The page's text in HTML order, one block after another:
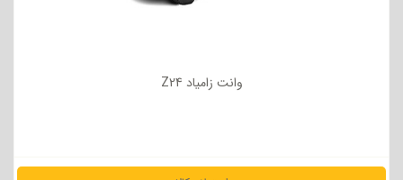
وانت زامیاد Z24